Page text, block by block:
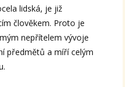
lidská, je již
člověkem. Proto je
nepřítelem vývoje
předmětů a míří celým